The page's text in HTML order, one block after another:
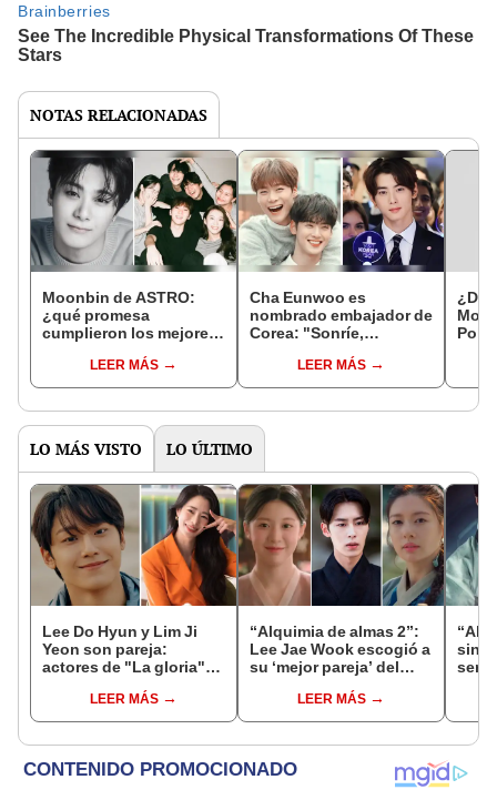
NOTAS RELACIONADAS
Moonbin de ASTRO:
¿qué promesa
cumplieron los mejores
muerte?LEER MÁS
Cha Eunwoo es
nombrado embajador de
Corea: "Sonríe,
frente a ti"LEER MÁS
¿De
LO MÁS VISTO LO ÚLTIMO
Lee Do Hyun y Lim Ji
Yeon son pareja:
actores de "La gloria"
romance [FOTOS]
LEER MÁS
“Alquimia de almas 2”:
Lee Jae Wook escogió a
su ‘mejor pareja’ del
LEER MÁS
sin
será